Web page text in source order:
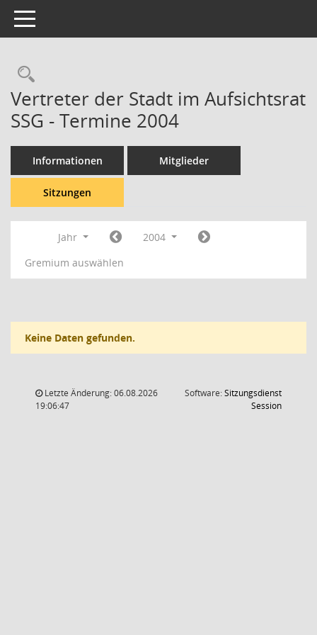
Toggle navigation
Rechercheauswahl
Vertreter der Stadt im Aufsichtsrat
SSG - Termine 2004
Informationen Mitglieder
Sitzungen
Jahr
2004
Gremium auswählen
Keine Daten gefunden.
Letzte Änderung: 06.08.2026
19:06:47
Software:Sitzungsdienst
Session(Wird in